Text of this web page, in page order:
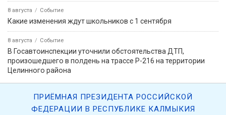
8 августа Событие
Какие изменения ждут школьников с 1 сентября
8 августа Событие
В Госавтоинспекции уточнили обстоятельства ДТП,
произошедшего в полдень на трассе Р-216 на территории
Целинного района
ПРИЁМНАЯ ПРЕЗИДЕНТА РОССИЙСКОЙ
ФЕДЕРАЦИИ В РЕСПУБЛИКЕ КАЛМЫКИЯ